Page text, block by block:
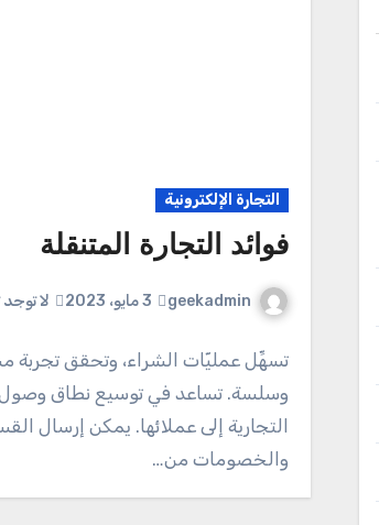
التجارة الإلكترونية
فوائد التجارة المتنقلة
geekadmin 3 مايو، 2023 لا
تسهِّل عمليّات الشراء، وتحقق
وسلسة. تساعد في توسيع نطاق وصول
التجارية إلى عملائها. يمكن إرسال
والخصومات من…